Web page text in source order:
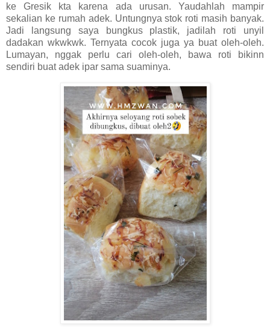
ke Gresik kta karena ada urusan. Yaudahlah mampir
sekalian ke rumah adek. Untungnya stok roti masih banyak.
Jadi langsung saya bungkus plastik, jadilah roti unyil
dadakan wkwkwk. Ternyata cocok juga ya buat oleh-oleh.
Lumayan, nggak perlu cari oleh-oleh, bawa roti bikinn
sendiri buat adek ipar sama suaminya.